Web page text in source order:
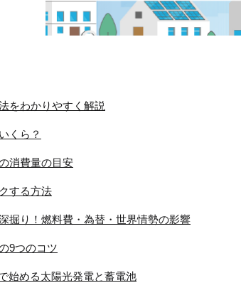
をわかりやすく解説
くら？
消費量の目安
する方法
掘り！燃料費・為替・世界情勢の影響
9つのコツ
始める太陽光発電と蓄電池